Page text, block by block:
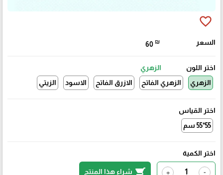
favorite_border
السعر 60 ₪
اختر اللون
الزهري
الزهري
الزهري الفاتح الازرق الفاتح الاسود الزيتي
اختر القياس
55*55 سم
اختر الكمية
-
+
shopping_cart شراء هذا المنتج